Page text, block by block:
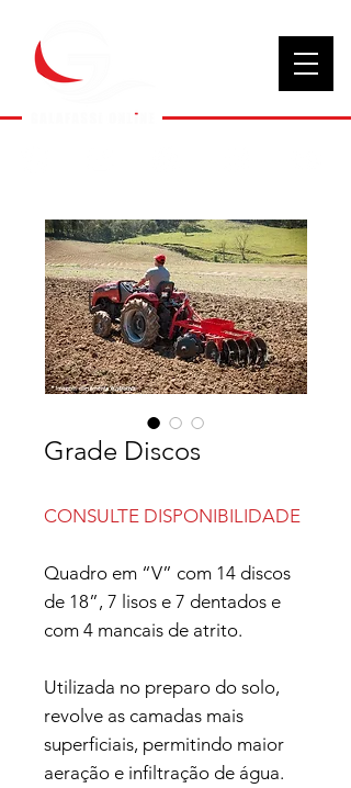
Grade Discos
CONSULTE DISPONIBILIDADE
Quadro em “V” com 14 discos
de 18”, 7 lisos e 7 dentados e
com 4 mancais de atrito.
Utilizada no preparo do solo,
revolve as camadas mais
superficiais, permitindo maior
aeração e infiltração de água.